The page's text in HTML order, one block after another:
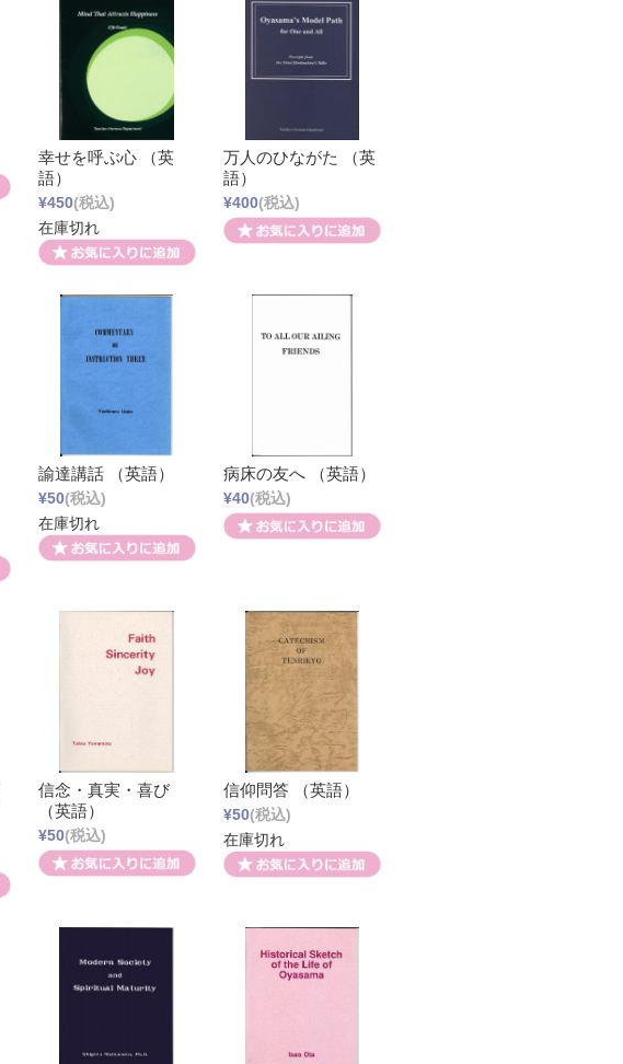
幸せを呼ぶ心 （英
語）
¥450(税込)
在庫切れ
万人のひながた （英
語）
¥400(税込)
諭達講話 （英語）
¥50(税込)
在庫切れ
病床の友へ （英語）
¥40(税込)
信念・真実・喜び
（英語）
¥50(税込)
信仰問答 （英語）
¥50(税込)
在庫切れ